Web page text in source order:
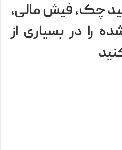
چک، فیش مالی،
را در بسیاری از